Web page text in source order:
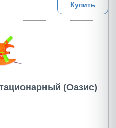
Купить
(Оазис)